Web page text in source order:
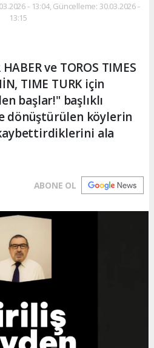
- 13:04, Güncelleme: 30.03.2026 -
13:15
ve TOROS TIMES
TIME TURK için
başlar!" başlıklı
dönüştürülen köylerin
ala
ABONE OL